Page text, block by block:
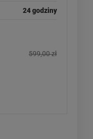
24 godziny
599,00 zł